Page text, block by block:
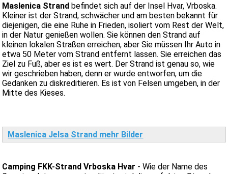
Maslenica Strandbefindet sich auf der Insel Hvar, Vrboska.
Kleiner ist der Strand, schwächer und am besten bekannt für
diejenigen, die eine Ruhe in Frieden, isoliert vom Rest der Welt,
in der Natur genießen wollen. Sie können den Strand auf
kleinen lokalen Straßen erreichen, aber Sie müssen Ihr Auto in
etwa 50 Meter vom Strand entfernt lassen. Sie erreichen das
Ziel zu Fuß, aber es ist es wert. Der Strand ist genau so, wie
wir geschrieben haben, denn er wurde entworfen, um die
Gedanken zu diskreditieren. Es ist von Felsen umgeben, in der
Mitte des Kieses.
Maslenica Jelsa Strand mehr Bilder
Camping FKK-Strand Vrboska Hvar - Wie der Name des